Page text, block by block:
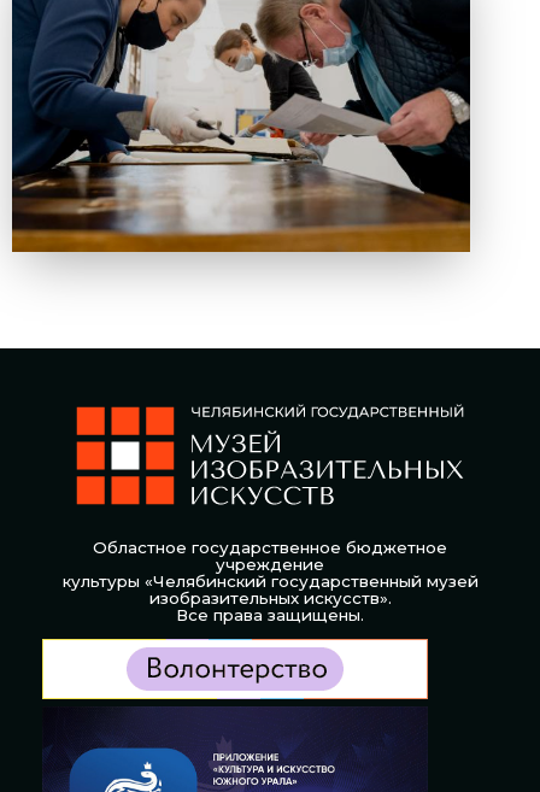
Областное государственное бюджетное
учреждение
культуры «Челябинский государственный музей
изобразительных искусств».
Все права защищены.